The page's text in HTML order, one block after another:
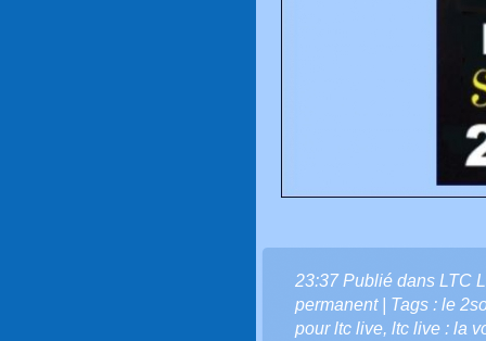
23:37 Publié dans LTC
permanent| Tags : le
pour ltc live, ltc live : la